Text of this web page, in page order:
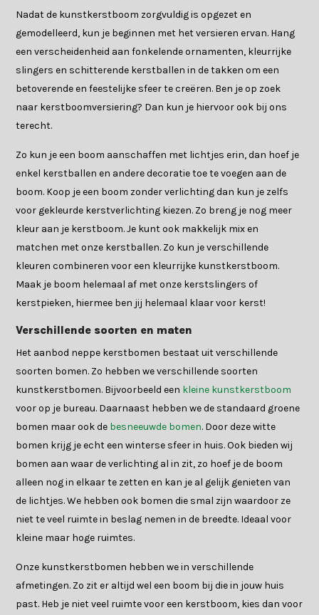
Nadat de kunstkerstboom zorgvuldig is opgezet en
gemodelleerd, kun je beginnen met het versieren ervan. Hang
een verscheidenheid aan fonkelende ornamenten, kleurrijke
slingers en schitterende kerstballen in de takken om een
betoverende en feestelijke sfeer te creëren. Ben je op zoek
naar kerstboomversiering? Dan kun je hiervoor ook bij ons
terecht.
Zo kun je een boom aanschaffen met lichtjes erin, dan hoef je
enkel kerstballen en andere decoratie toe te voegen aan de
boom. Koop je een boom zonder verlichting dan kun je zelfs
voor gekleurde kerstverlichting kiezen. Zo breng je nog meer
kleur aan je kerstboom. Je kunt ook makkelijk mix en
matchen met onze kerstballen. Zo kun je verschillende
kleuren combineren voor een kleurrijke kunstkerstboom.
Maak je boom helemaal af met onze kerstslingers of
kerstpieken, hiermee ben jij helemaal klaar voor kerst!
Verschillende soorten en maten
Het aanbod neppe kerstbomen bestaat uit verschillende
soorten bomen. Zo hebben we verschillende soorten
kunstkerstbomen. Bijvoorbeeld een kleine kunstkerstboom
voor op je bureau. Daarnaast hebben we de standaard groene
bomen maar ook de besneeuwde bomen. Door deze witte
bomen krijg je echt een winterse sfeer in huis. Ook bieden wij
bomen aan waar de verlichting al in zit, zo hoef je de boom
alleen nog in elkaar te zetten en kan je al gelijk genieten van
de lichtjes. We hebben ook bomen die smal zijn waardoor ze
niet te veel ruimte in beslag nemen in de breedte. Ideaal voor
kleine maar hoge ruimtes.
Onze kunstkerstbomen hebben we in verschillende
afmetingen. Zo zit er altijd wel een boom bij die in jouw huis
past. Heb je niet veel ruimte voor een kerstboom, kies dan voor